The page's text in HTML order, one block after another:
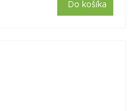
Do košíka